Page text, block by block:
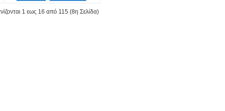
1 εως 16 από 115 (8η Σελίδα)